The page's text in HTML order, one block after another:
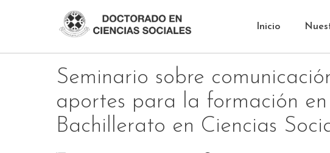
Inicio
Seminario sobre
aportes para la formación
Bachillerato en Ciencias